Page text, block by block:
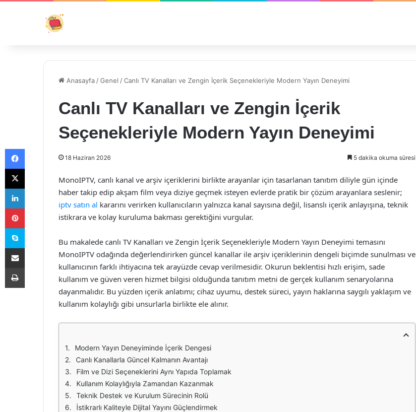
Anasayfa /Genel /Canlı TV Kanalları ve Zengin İçerik Seçenekleriyle Modern Yayın Deneyimi
Canlı TV Kanalları ve Zengin İçerik
Seçenekleriyle Modern Yayın Deneyimi
18 Haziran 2026 5 dakika okuma süresi
MonoIPTV, canlı kanal ve arşiv içeriklerini birlikte arayanlar için tasarlanan tanıtım diliyle gün içinde
haber takip edip akşam film veya diziye geçmek isteyen evlerde pratik bir çözüm arayanlara seslenir;
iptv satın al kararını verirken kullanıcıların yalnızca kanal sayısına değil, lisanslı içerik anlayışına, teknik
istikrara ve kolay kuruluma bakması gerektiğini vurgular.
Bu makalede canlı TV Kanalları ve Zengin İçerik Seçenekleriyle Modern Yayın Deneyimi temasını
MonoIPTV odağında değerlendirirken güncel kanallar ile arşiv içeriklerinin dengeli biçimde sunulması ve
kullanıcının farklı ihtiyacına tek arayüzde cevap verilmesidir. Okurun beklentisi hızlı erişim, sade
kullanım ve güven veren hizmet bilgisi olduğunda tanıtım metni de gerçek kullanım senaryolarına
dayanmalıdır. Bu yüzden içerik anlatımı; cihaz uyumu, destek süreci, yayın haklarına saygılı yaklaşım ve
kullanım kolaylığı gibi unsurlarla birlikte ele alınır.
Modern Yayın Deneyiminde İçerik Dengesi
Canlı Kanallarla Güncel Kalmanın Avantajı
Film ve Dizi Seçeneklerini Aynı Yapıda Toplamak
Kullanım Kolaylığıyla Zamandan Kazanmak
Teknik Destek ve Kurulum Sürecinin Rolü
İstikrarlı Kaliteyle Dijital Yayını Güçlendirmek
Facebook
X
LinkedIn
Pinterest
Skype
E-Posta ile paylaş